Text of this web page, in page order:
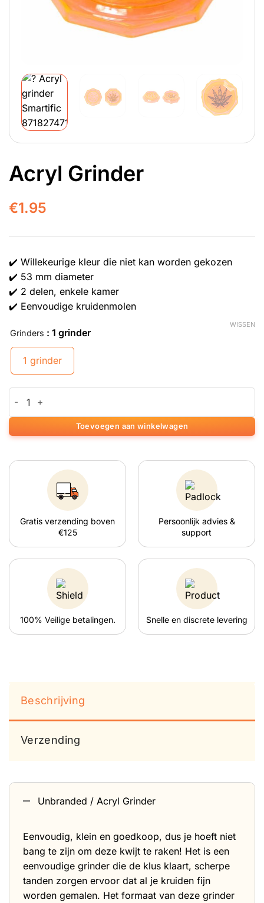
Acryl Grinder
€1.95
✔️ Willekeurige kleur die niet kan worden gekozen
✔️ 53 mm diameter
✔️ 2 delen, enkele kamer
✔️ Eenvoudige kruidenmolen
Grinders : 1 grinder
1 grinder
WISSEN
Toevoegen aan winkelwagen
Gratis verzending boven
€125
Persoonlijk advies &
support
100% Veilige betalingen. Snelle en discrete levering
Beschrijving
Verzending
Unbranded / Acryl Grinder
Eenvoudig, klein en goedkoop, dus je hoeft niet
bang te zijn om deze kwijt te raken! Het is een
eenvoudige grinder die de klus klaart, scherpe
tanden zorgen ervoor dat al je kruiden fijn
worden gemalen. Het formaat van deze grinder